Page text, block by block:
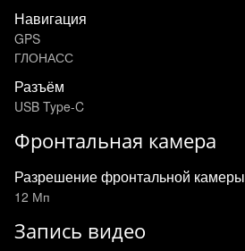
Навигация
GPS
ГЛОНАСС
Разъём
USB Type-C
Фронтальная камера
Разрешение фронтальной камеры
12 Мп
Запись видео